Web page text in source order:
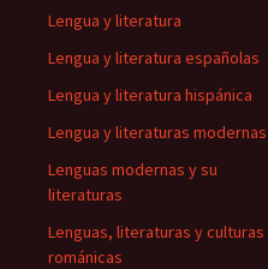
Lengua y literatura
Lengua y literatura españolas
Lengua y literatura hispánica
Lengua y literaturas modernas
Lenguas modernas y su
literaturas
Lenguas, literaturas y culturas
románicas